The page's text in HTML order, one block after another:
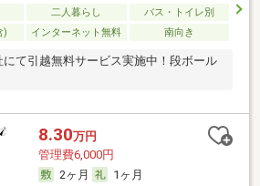
二人暮らし
バス・トイレ別
)
インターネット無料 南向き
にて引越無料サービス実施中！段ボール
8.30万円
管理費6,000円
2ヶ月
1ヶ月